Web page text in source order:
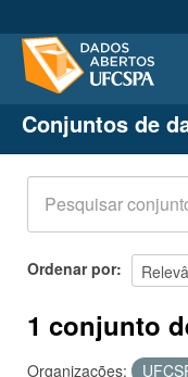
Conjuntos de
Organizações
Grupos
Sobre
Conjuntos de
Ordenar por
1 conjunto
Organizações: